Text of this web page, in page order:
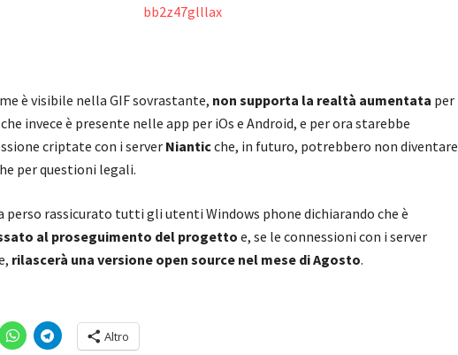
è visibile nella GIF sovrastante, non supporta la realtà aumentata per
invece è presente nelle app per iOs e Android, e per ora starebbe
criptate con i serverNianticche, in futuro, potrebbero non diventare
per questioni legali.
perso rassicurato tutti gli utenti Windows phone dichiarando che è
al proseguimento del progetto e, se le connessioni con i server
rilascerà una versione open source nel mese di Agosto.
Altro